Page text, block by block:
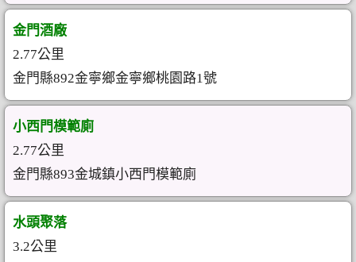
金門酒廠
2.77公里
金門縣892金寧鄉金寧鄉桃園路1號
小西門模範廁
2.77公里
金門縣893金城鎮小西門模範廁
水頭聚落
3.2公里